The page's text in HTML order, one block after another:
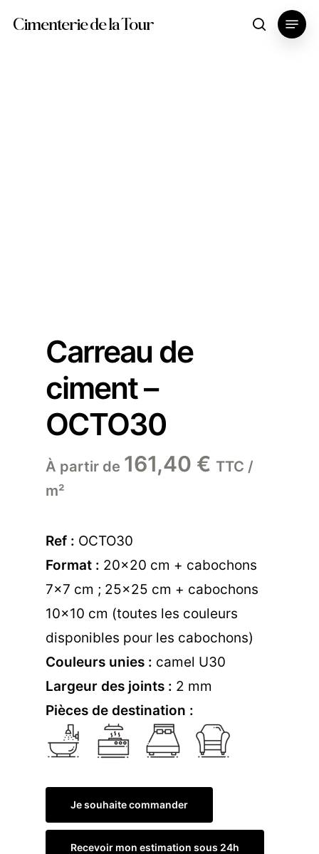
Cimenterie de la Tour search
Menu
Carreau de
ciment –
OCTO30
À partir de 161,40 € TTC /
m²
Ref : OCTO30
Format : 20×20 cm + cabochons
7×7 cm ; 25×25 cm + cabochons
10×10 cm (toutes les couleurs
disponibles pour les cabochons)
Couleurs unies : camel U30
Largeur des joints : 2 mm
Pièces de destination :
Je souhaite commander
Recevoir mon estimation sous 24h